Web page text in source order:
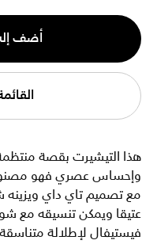
الكمية
1
أضف
هذا التيشيرت بقصة
وإحساس عصري فهو
مع تصميم تاي داي ويزينه
عتيقا ويمكن تنسيقه مع
فيستيفال لإطلالة